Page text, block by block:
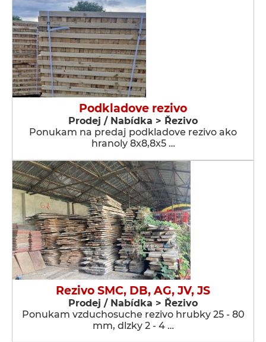
Podkladove rezivo
Prodej / Nabídka > Řezivo
Ponukam na predaj podkladove rezivo ako
hranoly 8x8,8x5 …
Rezivo SMC, DB, AG, JV, JS
Prodej / Nabídka > Řezivo
Ponukam vzduchosuche rezivo hrubky 25 - 80
mm, dlzky 2 - 4 …